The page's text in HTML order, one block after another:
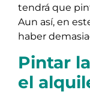
tendrá que
Aun así, en
haber
Pintar
el